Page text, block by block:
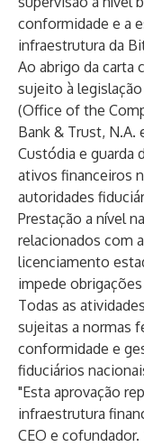
conformidade e a
infraestrutura da
Ao abrigo da carta
sujeito à
(Office of the
Bank & Trust, N.A.
Custódia e guarda
ativos financeiros
autoridades
Prestação a nível
relacionados com
licenciamento
impede
Todas as
sujeitas a normas
conformidade e
fiduciários
"Esta aprovação
infraestrutura
CEO e